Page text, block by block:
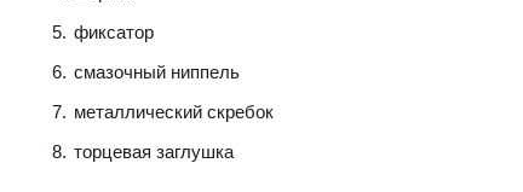
фиксатор
смазочный ниппель
металлический скребок
торцевая заглушка